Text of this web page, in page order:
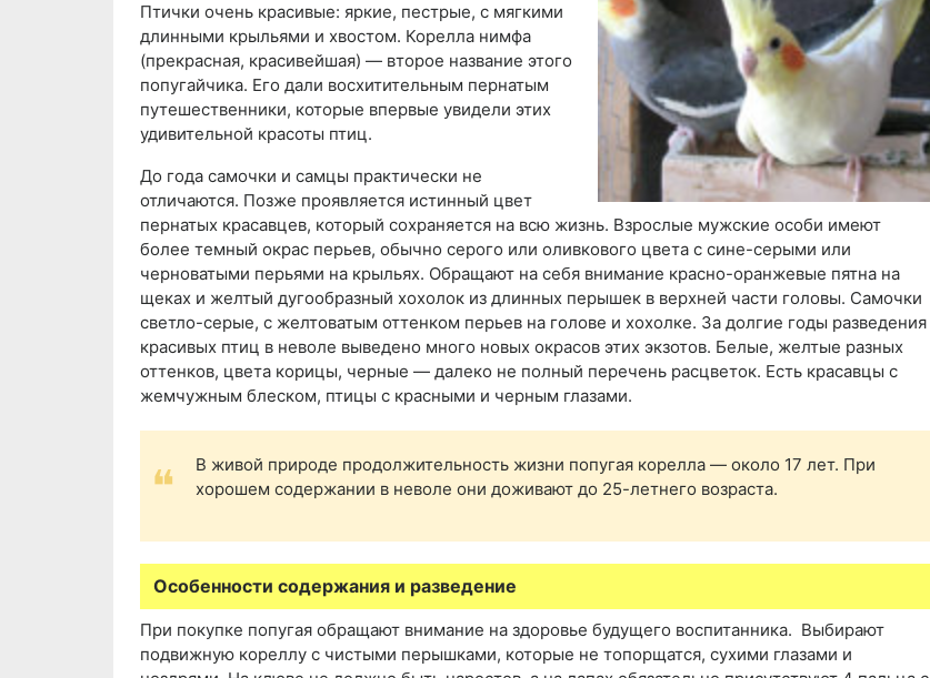
Птички очень красивые: яркие, пестрые, с мягкими
длинными крыльями и хвостом. Корелла нимфа
(прекрасная, красивейшая) — второе название этого
попугайчика. Его дали восхитительным пернатым
путешественники, которые впервые увидели этих
удивительной красоты птиц.
До года самочки и самцы практически не
отличаются. Позже проявляется истинный цвет
пернатых красавцев, который сохраняется на всю жизнь. Взрослые мужские особи имеют
более темный окрас перьев, обычно серого или оливкового цвета с сине-серыми или
черноватыми перьями на крыльях. Обращают на себя внимание красно-оранжевые пятна на
щеках и желтый дугообразный хохолок из длинных перышек в верхней части головы. Самочки
светло-серые, с желтоватым оттенком перьев на голове и хохолке. За долгие годы разведения
красивых птиц в неволе выведено много новых окрасов этих экзотов. Белые, желтые разных
оттенков, цвета корицы, черные — далеко не полный перечень расцветок. Есть красавцы с
жемчужным блеском, птицы с красными и черным глазами.
В живой природе продолжительность жизни попугая корелла — около 17 лет. При
хорошем содержании в неволе они доживают до 25-летнего возраста.
Особенности содержания и разведение
При покупке попугая обращают внимание на здоровье будущего воспитанника. Выбирают
подвижную кореллу с чистыми перышками, которые не топорщатся, сухими глазами и